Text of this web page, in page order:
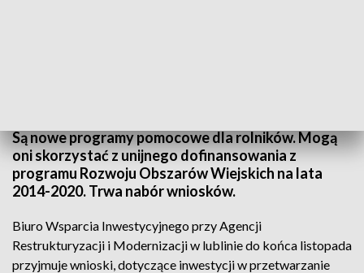
Są nowe programy pomocowe dla rolników. Mogą
oni skorzystać z unijnego dofinansowania z
programu Rozwoju Obszarów Wiejskich na lata
2014-2020. Trwa nabór wniosków.
Biuro Wsparcia Inwestycyjnego przy Agencji
Restrukturyzacji i Modernizacji w lublinie do końca listopada
przyjmuje wnioski, dotyczące inwestycji w przetwarzanie